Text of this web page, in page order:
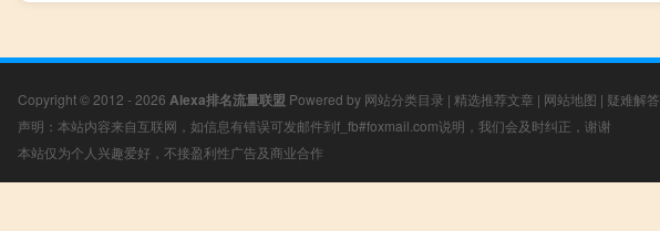
Copyright © 2012 - 2026 Alexa排名流量联盟 Powered by 网站分类目录 | 精选推荐文章 | 网站地图 | 疑难解答
声明：本站内容来自互联网，如信息有错误可发邮件到f_fb#foxmail.com说明，我们会及时纠正，谢谢
本站仅为个人兴趣爱好，不接盈利性广告及商业合作